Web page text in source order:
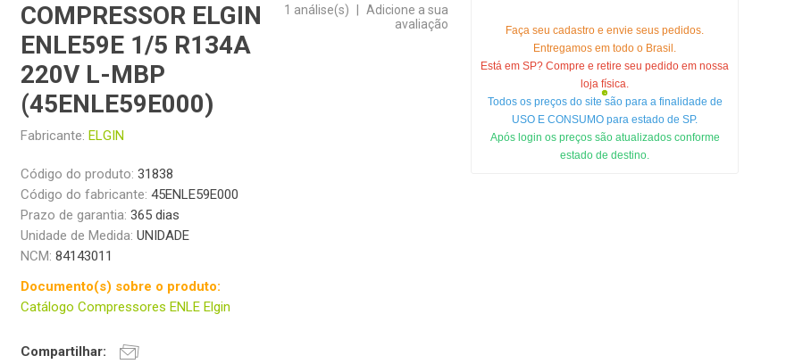
COMPRESSOR ELGIN
ENLE59E 1/5 R134A
220V L-MBP
(45ENLE59E000)
Fabricante: ELGIN
1 análise(s)
Adicione a sua
avaliação
Código do produto: 31838
Código do fabricante: 45ENLE59E000
Prazo de garantia:365 dias
Unidade de Medida:UNIDADE
NCM:84143011
Documento(s) sobre o produto:
Catálogo Compressores ENLE Elgin
Compartilhar:
Faça seu cadastro e envie seus pedidos.
Entregamos em todo o Brasil.
Está em SP? Compre e retire seu pedido em nossa
loja física.
Todos os preços do site são para a finalidade de
USO E CONSUMO para estado de SP.
Após login os preços são atualizados conforme
estado de destino.